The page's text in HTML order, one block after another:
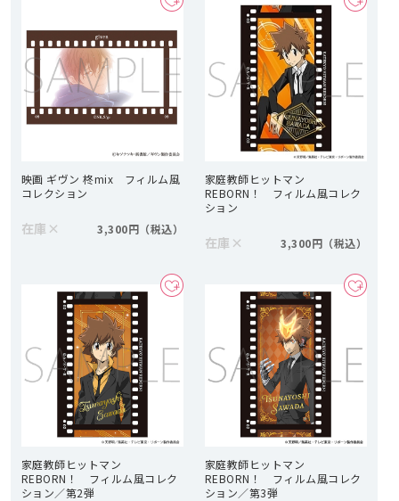
映画 ギヴン 柊mix フィルム風
コレクション
在庫 × 3,300円
家庭教師ヒットマン
REBORN！ フィルム風コレク
ション
在庫 × 3,300円
家庭教師ヒットマン
REBORN！ フィルム風コレク
ション／第2弾
家庭教師ヒットマン
REBORN！ フィルム風コレク
ション／第3弾